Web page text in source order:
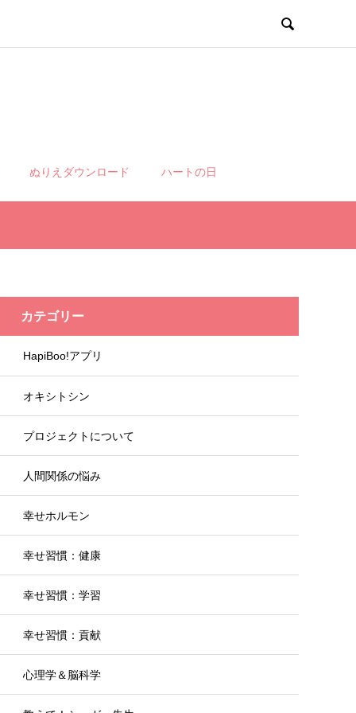

ぬりえダウンロード ハートの日
カテゴリー
HapiBoo!アプリ
オキシトシン
プロジェクトについて
人間関係の悩み
幸せホルモン
幸せ習慣：健康
幸せ習慣：学習
幸せ習慣：貢献
心理学＆脳科学